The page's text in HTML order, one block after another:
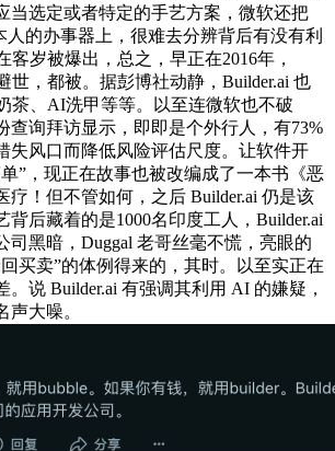
当选定或者特定的手艺方案，微软还把
人的办事器上，很难去分辨背后有没有利
客岁被爆出，总之，早正在2016年，
世，都被。据彭博社动静，Builder.ai 也
茶、AI洗甲等等。以至连微软也不破
查询拜访显示，即即是个外行人，有73%
失风口而降低风险评估尺度。让软件开
”，现正在故事也被改编成了一本书《恶
疗！但不管如何，之后 Builder.ai 仍是该
背后藏着的是1000名印度工人，Builder.ai
司黑暗，Duggal 老哥丝毫不慌，亮眼的
买卖”的体例得来的，其时。以至实正在
说 Builder.ai 有强调其利用 AI 的嫌疑，
声大噪。